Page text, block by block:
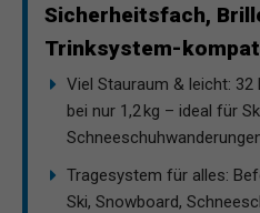
Sicherheitsfach,
Trinksystem-
Viel Stauraum & leicht:
bei nur 1,2 kg – ideal für
Tragesystem für alles:
Ski, Snowboard,